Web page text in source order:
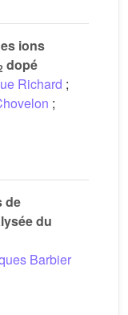
ions
dopé
Richard ;
;
de
du
Barbier